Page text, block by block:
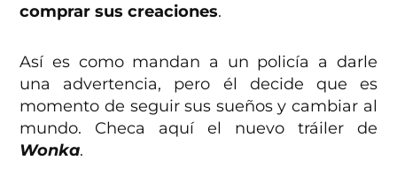
comprar sus creaciones.
Así es como mandan a un policía a darle
una advertencia, pero él decide que es
momento de seguir sus sueños y cambiar al
mundo. Checa aquí el nuevo tráiler de
Wonka.